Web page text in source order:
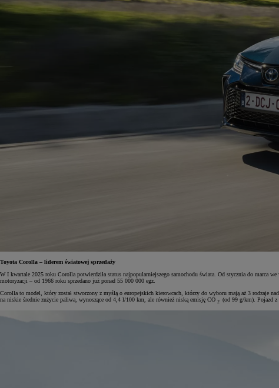
Toyota Corolla – liderem światowej sprzedaży
W I kwartale 2025 roku Corolla potwierdziła status najpopularniejszego samochodu świata. Od stycznia do marca
motoryzacji – od 1966 roku sprzedano już ponad 55 000 000 egz.
Corolla to model, który został stworzony z myślą o europejskich kierowcach, którzy do wyboru mają aż 3 rodzaje
na niskie średnie zużycie paliwa, wynoszące od 4,4 l/100 km, ale również niską emisję CO 2 (od 99 g/km). Pojazd